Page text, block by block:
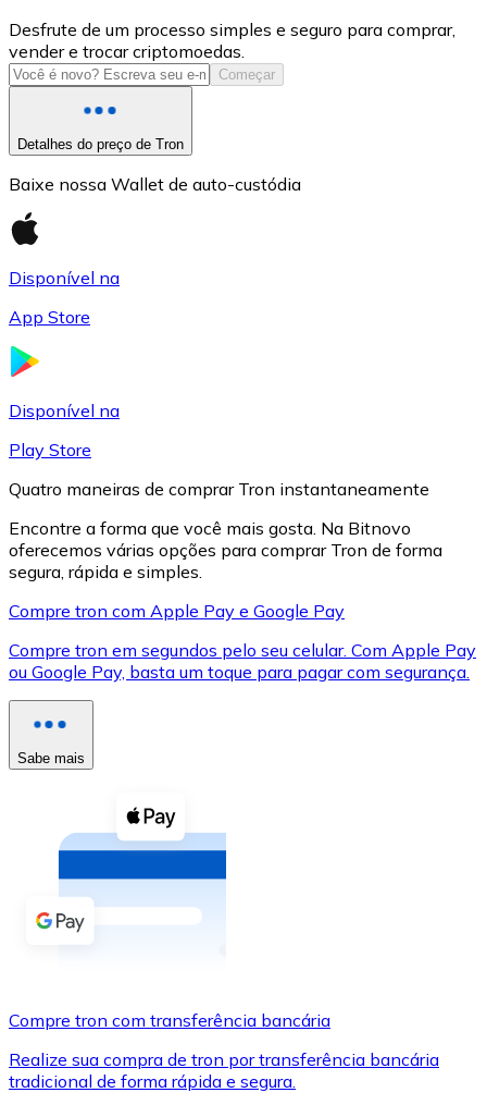
USD Coin
USDC
XRP
XRP
Cupons cripto
Comprar com dinheiro
Comprar com transferência bancária
Cartão de crédito / débito
Desfrute de um processo simples e seguro para comprar,
vender e trocar criptomoedas.
Começar
Detalhes do preço de Tron
Baixe nossa Wallet de auto-custódia
Disponível na
App Store
Disponível na
Play Store
Quatro maneiras de comprar Tron instantaneamente
Encontre a forma que você mais gosta. Na Bitnovo
oferecemos várias opções para comprar Tron de forma
segura, rápida e simples.
Compre tron com Apple Pay e Google Pay
Compre tron em segundos pelo seu celular. Com Apple Pay
ou Google Pay, basta um toque para pagar com segurança.
Sabe mais
Compre tron com transferência bancária
Realize sua compra de tron por transferência bancária
tradicional de forma rápida e segura.